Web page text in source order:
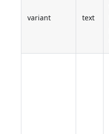
variant text